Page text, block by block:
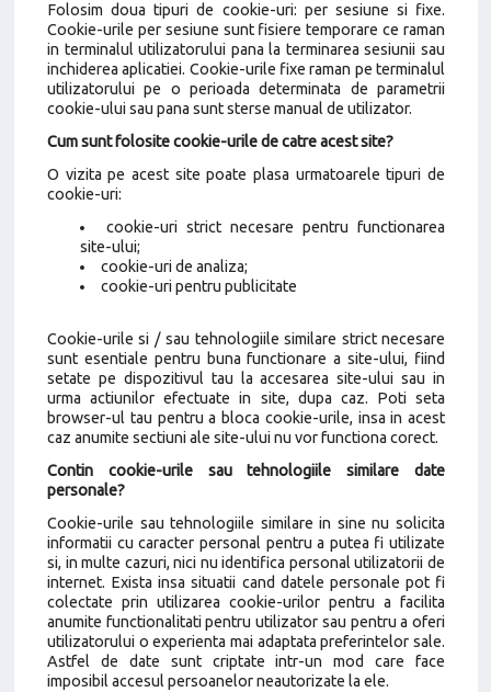
Folosim doua tipuri de cookie-uri: per sesiune si fixe.
Cookie-urile per sesiune sunt fisiere temporare ce raman
in terminalul utilizatorului pana la terminarea sesiunii sau
inchiderea aplicatiei. Cookie-urile fixe raman pe terminalul
utilizatorului pe o perioada determinata de parametrii
cookie-ului sau pana sunt sterse manual de utilizator.
Cum sunt folosite cookie-urile de catre acest site?
O vizita pe acest site poate plasa urmatoarele tipuri de
cookie-uri:
cookie-uri strict necesare pentru functionarea
site-ului;
cookie-uri de analiza;
cookie-uri pentru publicitate
Cookie-urile si / sau tehnologiile similare strict necesare
sunt esentiale pentru buna functionare a site-ului, fiind
setate pe dispozitivul tau la accesarea site-ului sau in
urma actiunilor efectuate in site, dupa caz. Poti seta
browser-ul tau pentru a bloca cookie-urile, insa in acest
caz anumite sectiuni ale site-ului nu vor functiona corect.
Contin cookie-urile sau tehnologiile similare date
personale?
Cookie-urile sau tehnologiile similare in sine nu solicita
informatii cu caracter personal pentru a putea fi utilizate
si, in multe cazuri, nici nu identifica personal utilizatorii de
internet. Exista insa situatii cand datele personale pot fi
colectate prin utilizarea cookie-urilor pentru a facilita
anumite functionalitati pentru utilizator sau pentru a oferi
utilizatorului o experienta mai adaptata preferintelor sale.
Astfel de date sunt criptate intr-un mod care face
imposibil accesul persoanelor neautorizate la ele.